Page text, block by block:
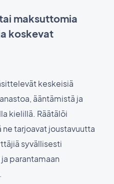
maksuttomia
koskevat
keskeisiä
ääntämistä ja
kielillä. Räätälöi
tarjoavat joustavuutta
syvällisesti
parantamaan